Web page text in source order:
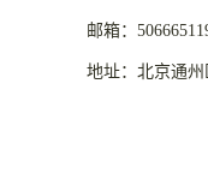
邮箱：
地址：北京通州